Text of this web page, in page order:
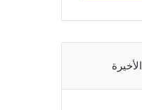
الأخيرة